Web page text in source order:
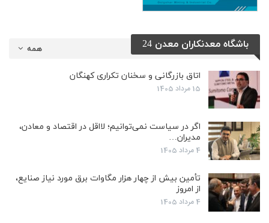
همه باشگاه معدنکاران معدن 24
اتاق بازرگانی و سخنان تکراری کهنگان
15 مرداد 1405
اگر در سیاست نمی‌توانیم؛ لااقل در اقتصاد و معادن،
مدیران…
4 مرداد 1405
تأمین بیش از چهار هزار مگاوات برق مورد نیاز صنایع،
از امروز
4 مرداد 1405